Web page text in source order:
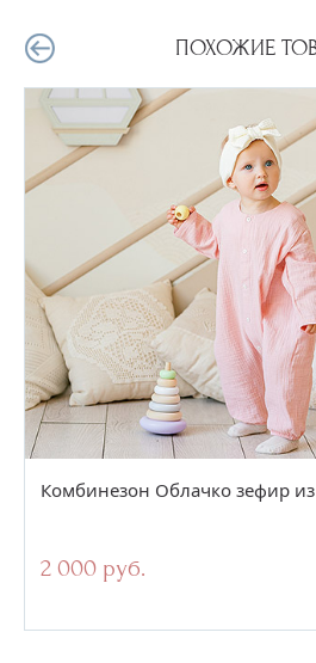
ПОХОЖИЕ
Комбинезон Облачко зефир
2 000 руб.